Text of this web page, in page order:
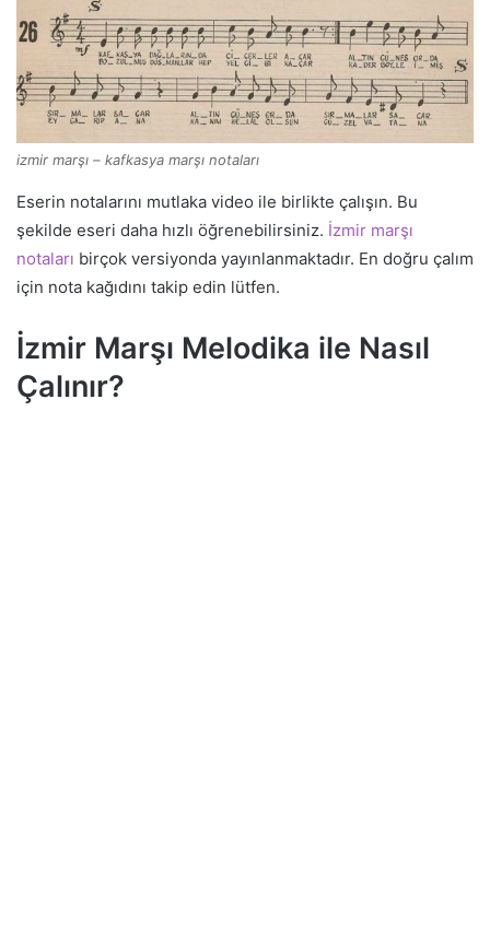
izmir marşı – kafkasya marşı notaları
Eserin notalarını mutlaka video ile birlikte çalışın. Bu
şekilde eseri daha hızlı öğrenebilirsiniz. İzmir marşı
notaları birçok versiyonda yayınlanmaktadır. En doğru çalım
için nota kağıdını takip edin lütfen.
İzmir Marşı Melodika ile Nasıl
Çalınır?